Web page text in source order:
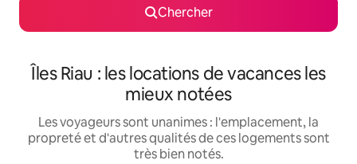
Chercher
Îles Riau : les locations de vacances les
mieux notées
Les voyageurs sont unanimes : l'emplacement, la
propreté et d'autres qualités de ces logements sont
très bien notés.